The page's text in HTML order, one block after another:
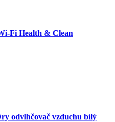
Fi Health & Clean
odvlhčovač vzduchu bílý